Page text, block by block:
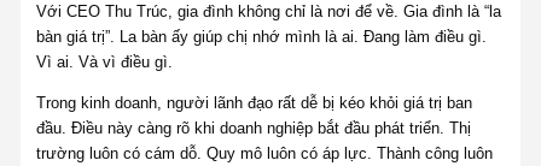
Với CEO Thu Trúc, gia đình không chỉ là nơi để về. Gia đình là “la
bàn giá trị”. La bàn ấy giúp chị nhớ mình là ai. Đang làm điều gì.
Vì ai. Và vì điều gì.
Trong kinh doanh, người lãnh đạo rất dễ bị kéo khỏi giá trị ban
đầu. Điều này càng rõ khi doanh nghiệp bắt đầu phát triển. Thị
trường luôn có cám dỗ. Quy mô luôn có áp lực. Thành công luôn